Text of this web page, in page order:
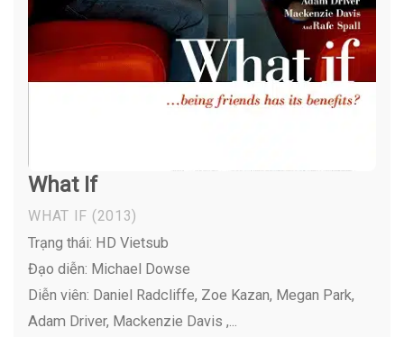
What If
WHAT IF (2013)
Trạng thái: HD Vietsub
Đạo diễn: Michael Dowse
Diễn viên: Daniel Radcliffe, Zoe Kazan, Megan Park,
Adam Driver, Mackenzie Davis ,...